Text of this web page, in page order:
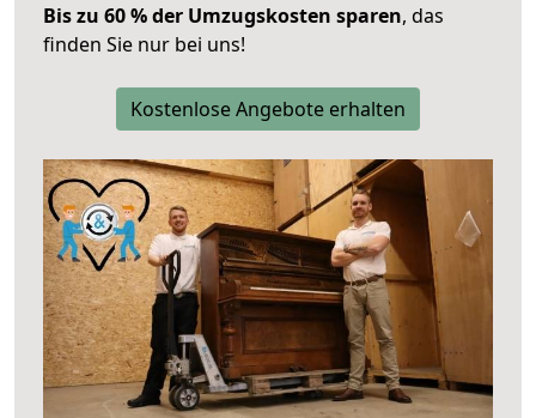
Bis zu 60 % der Umzugskosten sparen, das
finden Sie nur bei uns!
Kostenlose Angebote erhalten